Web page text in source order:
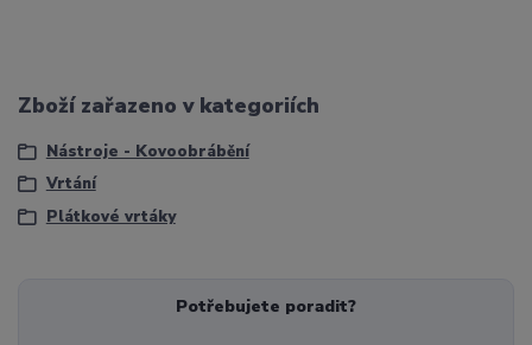
Zboží zařazeno v kategoriích
Nástroje - Kovoobrábění
Vrtání
Plátkové vrtáky
Potřebujete poradit?